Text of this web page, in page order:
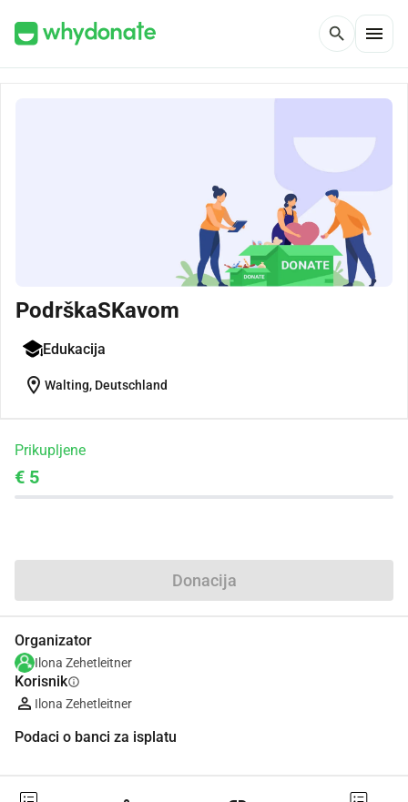
search menu
PodrškaSKavom
Edukacija
location_on Walting, Deutschland
Prikupljene
€ 5
Donacija
Organizator
Ilona Zehetleitner
Korisnikinfo
Ilona Zehetleitner
Podaci o banci za isplatu